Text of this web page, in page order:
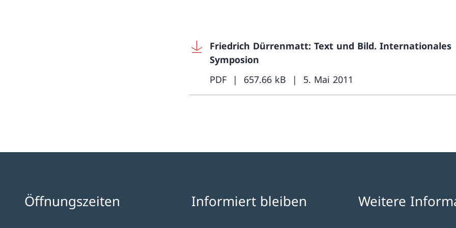
Friedrich Dürrenmatt: Text und Bild. Internationales
Symposion
PDF
657.66 kB 5. Mai 2011
Öffnungszeiten Informiert bleiben Weitere